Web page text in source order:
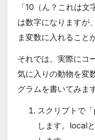
「10（ん？これは
は数字になりますが
ま変数に入れること
それでは、実際にコ
気に入りの動物を変
グラムを書いてみます
スクリプトで
します。local